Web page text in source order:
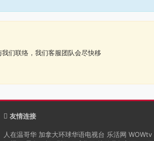
们联络，我们客服团队会尽快移
友情连接
人在温哥华 加拿大环球华语电视台 乐活网 WOWtv